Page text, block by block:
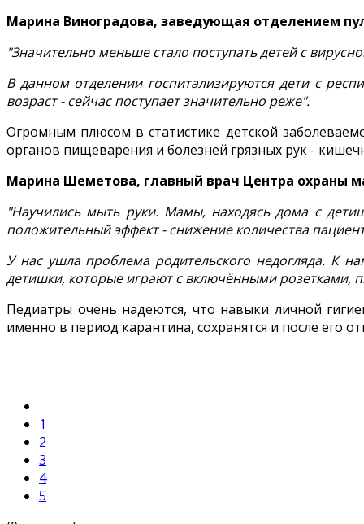
Марина Виноградова, заведующая отделением
"Значительно меньше стало поступать детей с
В данном отделении госпитализируются дети с
возраст - сейчас поступает значительно реже".
Огромным плюсом в статистике детской
органов пищеварения и болезней грязных рук -
Марина Шеметова, главный врач Центра охраны
"Научились мыть руки. Мамы, находясь дома с
положительный эффект - снижение количества
У нас ушла проблема родительского недогляда. К
детишки, которые играют с включёнными розетками,
Педиатры очень надеются, что навыки личной
именно в период карантина, сохранятся и после его
1
2
3
4
5